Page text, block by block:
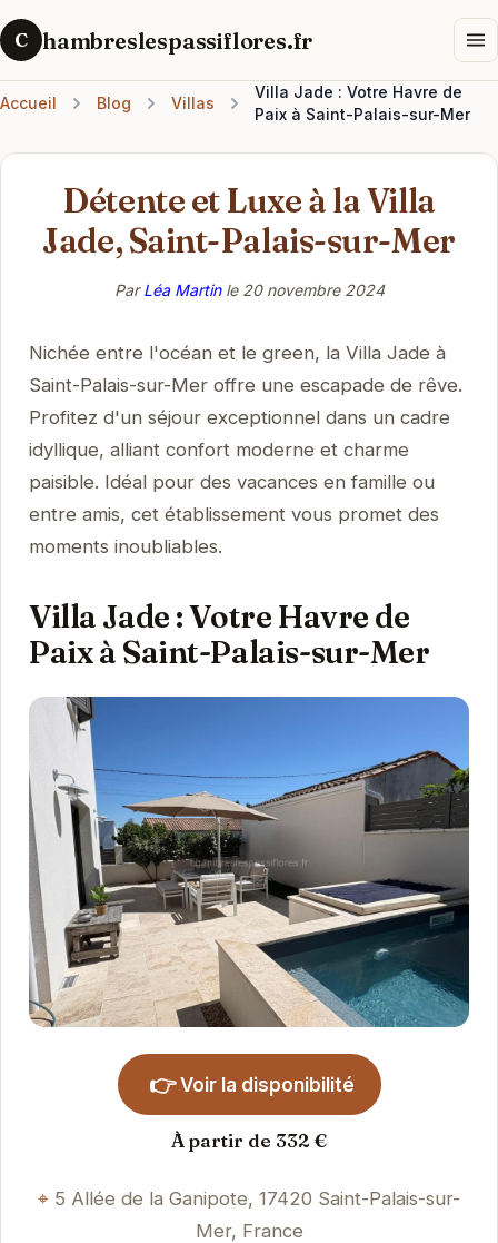
C hambreslespassiflores.fr
Accueil Blog Villas
Villa Jade : Votre Havre de
Paix à Saint-Palais-sur-Mer
Détente et Luxe à la Villa
Jade, Saint-Palais-sur-Mer
ParLéa Martinle 20 novembre 2024
Nichée entre l'océan et le green, la Villa Jade à
Saint-Palais-sur-Mer offre une escapade de rêve.
Profitez d'un séjour exceptionnel dans un cadre
idyllique, alliant confort moderne et charme
paisible. Idéal pour des vacances en famille ou
entre amis, cet établissement vous promet des
moments inoubliables.
Villa Jade : Votre Havre de
Paix à Saint-Palais-sur-Mer
👉 Voir la disponibilité
À partir de 332 €
5 Allée de la Ganipote, 17420 Saint-Palais-sur-
Mer, France